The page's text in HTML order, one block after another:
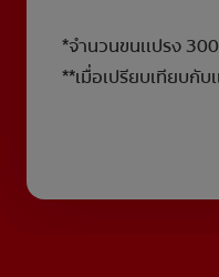
*จำนวนขนเเปรง
**เมื่อเปรียบเทียบกับ